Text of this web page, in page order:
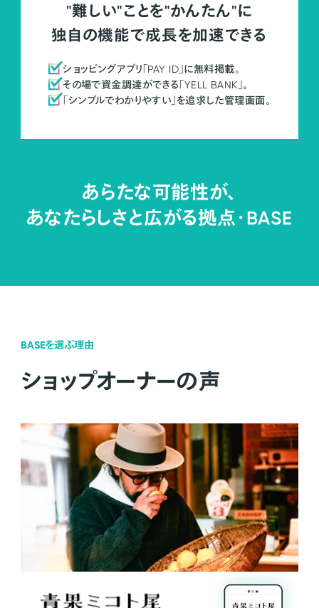
"難しい"ことを"かんたん"に
独自の機能で成長を加速できる
ショッピングアプリ「PAY ID」に無料掲載。
その場で資金調達ができる「YELL BANK」。
「シンプルでわかりやすい」を追求した管理画面。
あらたな可能性が、
あなたらしさと広がる拠点・BASE
BASEを選ぶ理由
ショップオーナーの声